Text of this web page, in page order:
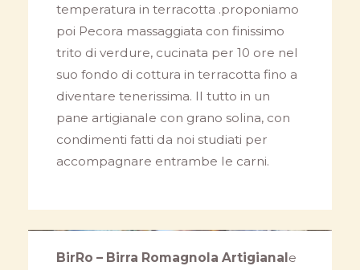
temperatura in terracotta .proponiamo
poi Pecora massaggiata con finissimo
trito di verdure, cucinata per 10 ore nel
suo fondo di cottura in terracotta fino a
diventare tenerissima. Il tutto in un
pane artigianale con grano solina, con
condimenti fatti da noi studiati per
accompagnare entrambe le carni.
BirRo – Birra Romagnola Artigianale